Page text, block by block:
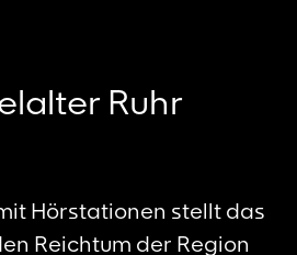
Ruhr
Hörstationen stellt das
Reichtum der Region